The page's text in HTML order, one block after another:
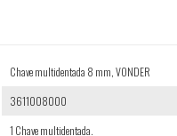
Chave multidentada 8 mm, VONDER
3611008000
1 Chave multidentada.